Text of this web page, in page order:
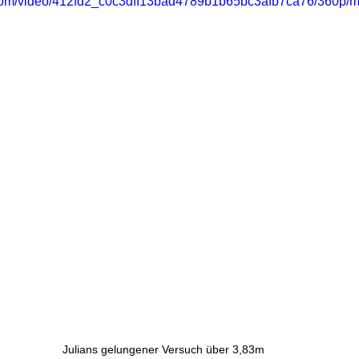
Julians gelungener Versuch über 3,83m